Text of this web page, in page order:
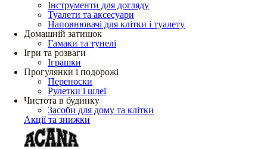
Інструменти для догляду
Туалети та аксесуари
Наповнювачі для клітки і туалету
Домашній затишок
Гамаки та тунелі
Ігри та розваги
Іграшки
Прогулянки і подорожі
Переноски
Рулетки і шлеї
Чистота в будинку
Засоби для дому та клітки
Акції та знижки